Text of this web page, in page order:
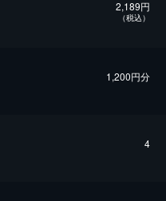
2,189円
（税込）
1,200円分
4